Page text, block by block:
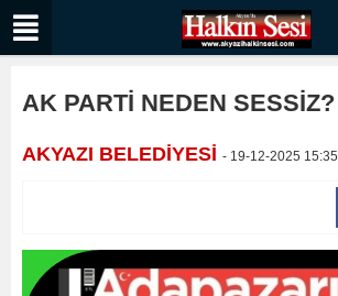
AK PARTİ NEDEN SESSİZ?
AKYAZI BELEDİYESİ - 19-12-2025 15:35